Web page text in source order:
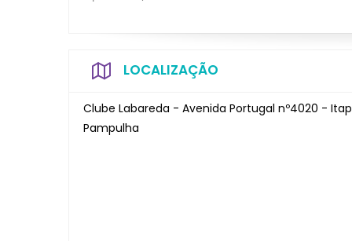
LOCALIZAÇÃO
Clube Labareda - Avenida Portugal nº4020 -
Pampulha